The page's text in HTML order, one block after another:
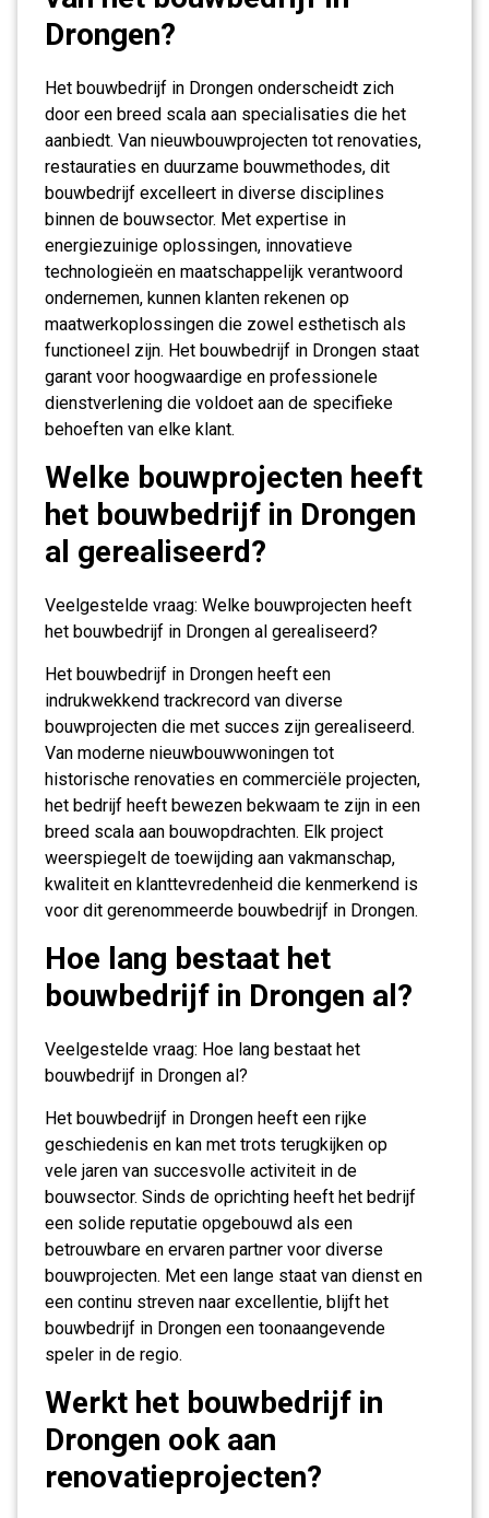
Drongen?
Het bouwbedrijf in Drongen onderscheidt zich
door een breed scala aan specialisaties die het
aanbiedt. Van nieuwbouwprojecten tot renovaties,
restauraties en duurzame bouwmethodes, dit
bouwbedrijf excelleert in diverse disciplines
binnen de bouwsector. Met expertise in
energiezuinige oplossingen, innovatieve
technologieën en maatschappelijk verantwoord
ondernemen, kunnen klanten rekenen op
maatwerkoplossingen die zowel esthetisch als
functioneel zijn. Het bouwbedrijf in Drongen staat
garant voor hoogwaardige en professionele
dienstverlening die voldoet aan de specifieke
behoeften van elke klant.
Welke bouwprojecten heeft
het bouwbedrijf in Drongen
al gerealiseerd?
Veelgestelde vraag: Welke bouwprojecten heeft
het bouwbedrijf in Drongen al gerealiseerd?
Het bouwbedrijf in Drongen heeft een
indrukwekkend trackrecord van diverse
bouwprojecten die met succes zijn gerealiseerd.
Van moderne nieuwbouwwoningen tot
historische renovaties en commerciële projecten,
het bedrijf heeft bewezen bekwaam te zijn in een
breed scala aan bouwopdrachten. Elk project
weerspiegelt de toewijding aan vakmanschap,
kwaliteit en klanttevredenheid die kenmerkend is
voor dit gerenommeerde bouwbedrijf in Drongen.
Hoe lang bestaat het
bouwbedrijf in Drongen al?
Veelgestelde vraag: Hoe lang bestaat het
bouwbedrijf in Drongen al?
Het bouwbedrijf in Drongen heeft een rijke
geschiedenis en kan met trots terugkijken op
vele jaren van succesvolle activiteit in de
bouwsector. Sinds de oprichting heeft het bedrijf
een solide reputatie opgebouwd als een
betrouwbare en ervaren partner voor diverse
bouwprojecten. Met een lange staat van dienst en
een continu streven naar excellentie, blijft het
bouwbedrijf in Drongen een toonaangevende
speler in de regio.
Werkt het bouwbedrijf in
Drongen ook aan
renovatieprojecten?